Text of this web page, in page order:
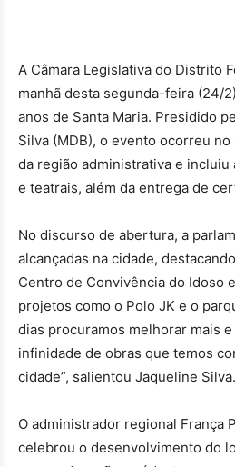
A Câmara Legislativa do Distrito
manhã desta segunda-feira (24/
anos de Santa Maria. Presidido
Silva (MDB), o evento ocorreu
da região administrativa e incluiu
e teatrais, além da entrega de
No discurso de abertura, a
alcançadas na cidade,
Centro de Convivência do Idoso
projetos como o Polo JK e o
dias procuramos melhorar mais
infinidade de obras que temos
cidade”, salientou Jaqueline Silva.
O administrador regional França
celebrou o desenvolvimento do